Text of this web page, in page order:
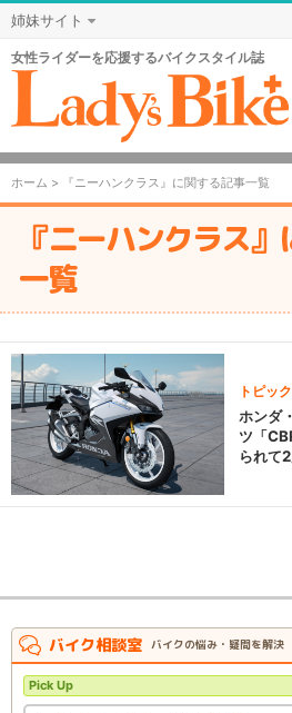
姉妹サイト
女性ライダーを応援するバイクスタイル誌
ホーム > 『ニーハンクラス』に関する記事一覧
『ニーハンクラス
一覧
トピッ
ホンダ
ツ「
られて
バイク相談室 バイクの悩み・疑問を解決
Pick Up